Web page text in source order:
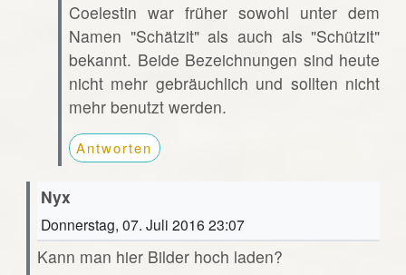
Coelestin war früher sowohl unter dem
Namen "Schätzit" als auch als "Schützit"
bekannt. Beide Bezeichnungen sind heute
nicht mehr gebräuchlich und sollten nicht
mehr benutzt werden.
Antworten
Nyx
Donnerstag, 07. Juli 2016 23:07
Kann man hier Bilder hoch laden?